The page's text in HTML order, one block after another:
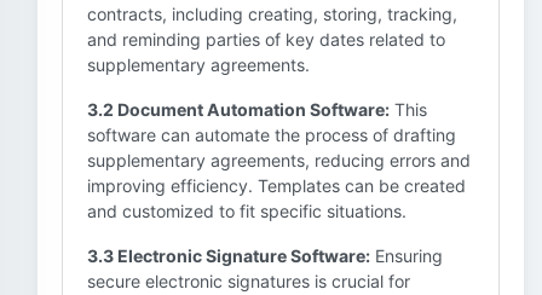
contracts, including creating, storing, tracking,
and reminding parties of key dates related to
supplementary agreements.
3.2 Document Automation Software: This
software can automate the process of drafting
supplementary agreements, reducing errors and
improving efficiency. Templates can be created
and customized to fit specific situations.
3.3 Electronic Signature Software: Ensuring
secure electronic signatures is crucial for